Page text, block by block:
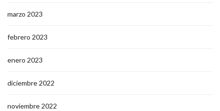
marzo 2023
febrero 2023
enero 2023
diciembre 2022
noviembre 2022